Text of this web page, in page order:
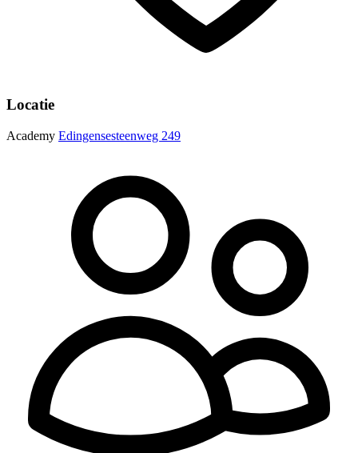
Locatie
Academy Edingensesteenweg 249